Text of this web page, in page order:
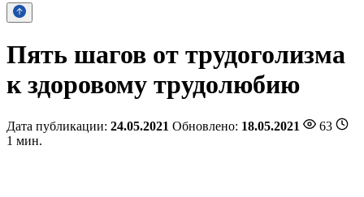
Пять шагов от трудоголизма
к здоровому трудолюбию
Дата публикации: 24.05.2021 Обновлено: 18.05.2021
63
1 мин.